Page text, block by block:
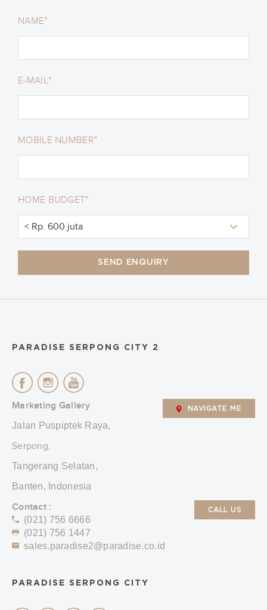
NAME*
E-MAIL*
MOBILE NUMBER*
HOME BUDGET*
SEND ENQUIRY
PARADISE SERPONG CITY 2
Marketing Gallery
Jalan Puspiptek Raya,
Serpong,
Tangerang Selatan,
Banten, Indonesia
NAVIGATE ME
Contact :
(021) 756 6666
(021) 756 1447
sales.paradise2@paradise.co.id
CALL US
PARADISE SERPONG CITY